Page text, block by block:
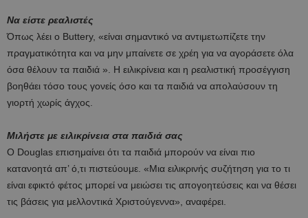
Να είστε ρεαλιστές
Όπως λέει ο Buttery, «είναι σημαντικό να αντιμετωπίζετε την
πραγματικότητα και να μην μπαίνετε σε χρέη για να αγοράσετε όλα
όσα θέλουν τα παιδιά ». Η ειλικρίνεια και η ρεαλιστική προσέγγιση
βοηθάει τόσο τους γονείς όσο και τα παιδιά να απολαύσουν τη
γιορτή χωρίς άγχος.
Μιλήστε με ειλικρίνεια στα παιδιά σας
Ο Douglas επισημαίνει ότι τα παιδιά μπορούν να είναι πιο
κατανοητά απ’ ό,τι πιστεύουμε. «Μια ειλικρινής συζήτηση για το τι
είναι εφικτό φέτος μπορεί να μειώσει τις απογοητεύσεις και να θέσει
τις βάσεις για μελλοντικά Χριστούγεννα», αναφέρει.